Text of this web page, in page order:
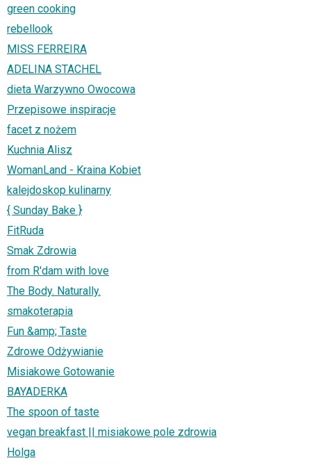
green cooking
rebellook
MISS FERREIRA
ADELINA STACHEL
dieta Warzywno Owocowa
Przepisowe inspiracje
facet z nożem
Kuchnia Alisz
WomanLand - Kraina Kobiet
kalejdoskop kulinarny
{ Sunday Bake }
FitRuda
Smak Zdrowia
from R'dam with love
The Body. Naturally.
smakoterapia
Fun &amp; Taste
Zdrowe Odżywianie
Misiakowe Gotowanie
BAYADERKA
The spoon of taste
vegan breakfast || misiakowe pole zdrowia
Holga